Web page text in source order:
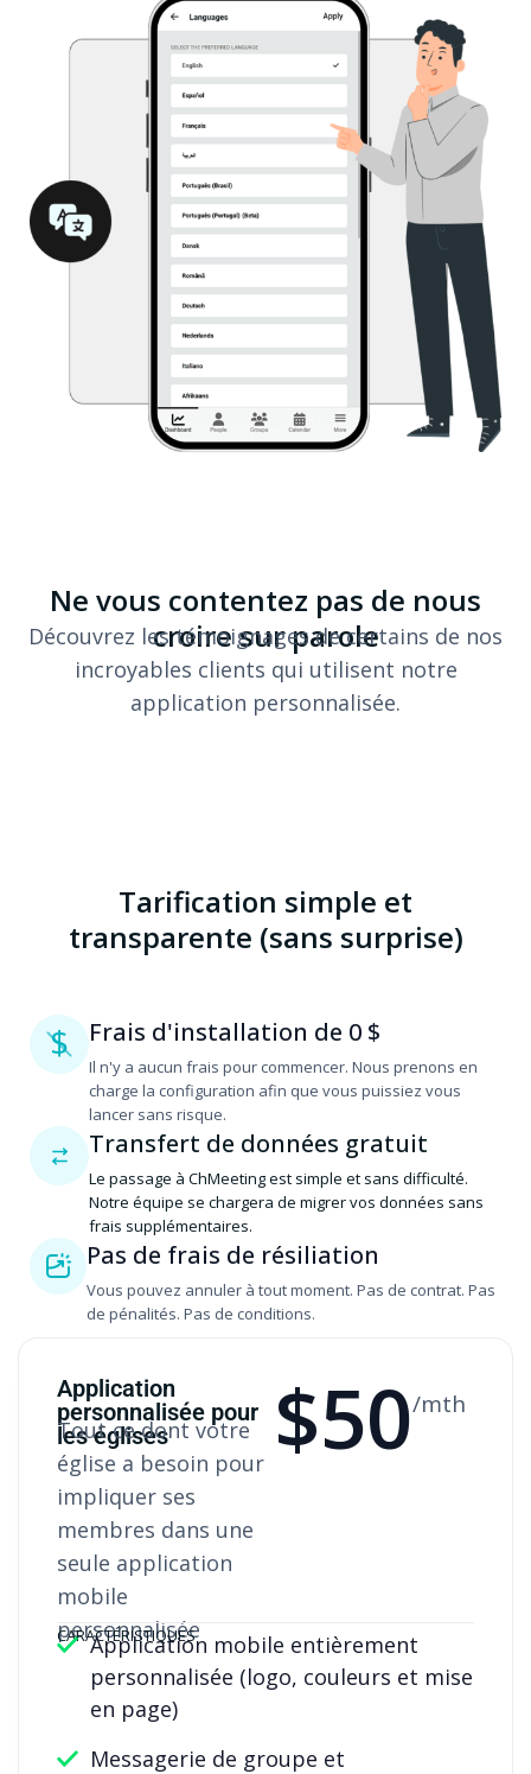
Ne vous contentez pas de nous
croire sur parole
Découvrez les témoignages de certains de nos
incroyables clients qui utilisent notre
application personnalisée.
Tarification simple et
transparente (sans surprise)
$ Frais d'installation de 0 $
Il n'y a aucun frais pour commencer. Nous prenons en
charge la configuration afin que vous puissiez vous
lancer sans risque.
Transfert de données gratuit
Le passage à ChMeeting est simple et sans difficulté.
Notre équipe se chargera de migrer vos données sans
frais supplémentaires.
Pas de frais de résiliation
Vous pouvez annuler à tout moment. ‍Pas de contrat. Pas
de pénalités. Pas de conditions.
Application
personnalisée pour
les églises
Tout ce dont votre
église a besoin pour
impliquer ses
membres dans une
seule application
mobile
personnalisée
/mth
$50
CARACTÉRISTIQUES
Application mobile entièrement
personnalisée (logo, couleurs et mise
en page)
Messagerie de groupe et